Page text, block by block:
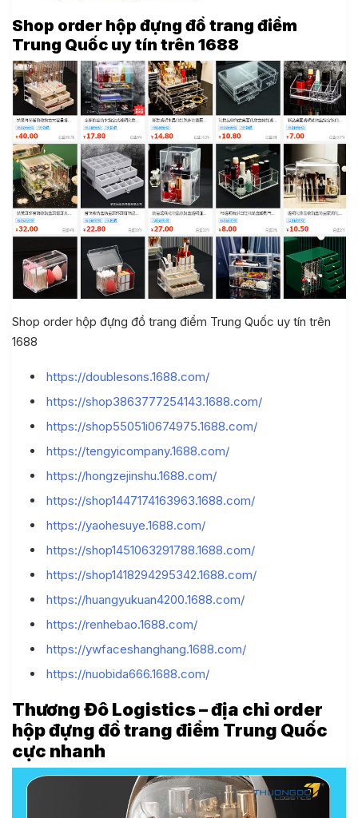
Shop order hộp đựng đồ trang điểm
Trung Quốc uy tín trên 1688
Shop order hộp đựng đồ trang điểm Trung Quốc uy tín trên
1688
https://doublesons.1688.com/
https://shop3863777254143.1688.com/
https://shop55051i0674975.1688.com/
https://tengyicompany.1688.com/
https://hongzejinshu.1688.com/
https://shop1447174163963.1688.com/
https://yaohesuye.1688.com/
https://shop1451063291788.1688.com/
https://shop1418294295342.1688.com/
https://huangyukuan4200.1688.com/
https://renhebao.1688.com/
https://ywfaceshanghang.1688.com/
https://nuobida666.1688.com/
Thương Đô Logistics – địa chỉ order
hộp đựng đồ trang điểm Trung Quốc
cực nhanh